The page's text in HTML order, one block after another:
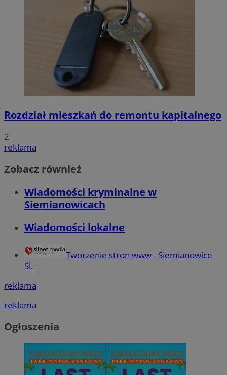
Rozdział mieszkań do remontu kapitalnego
2
reklama
Zobacz również
Wiadomości kryminalne w
Siemianowicach
Wiadomości lokalne
Tworzenie stron www - Siemianowice
Śl.
reklama
reklama
Ogłoszenia